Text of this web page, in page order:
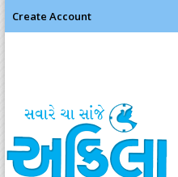
Create Account